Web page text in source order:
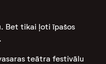
Bet tikai ļoti īpašos
teātra festivālu